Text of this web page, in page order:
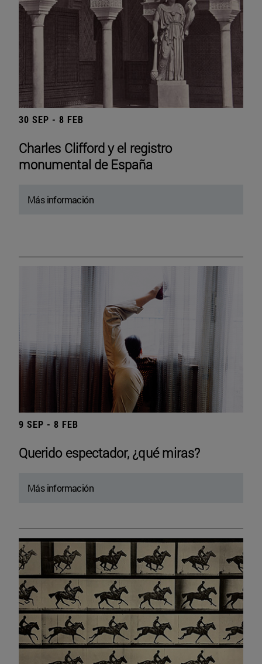
30 SEP - 8 FEB
Charles Clifford y el registro
monumental de España
Más información
9 SEP - 8 FEB
Querido espectador, ¿qué miras?
Más información